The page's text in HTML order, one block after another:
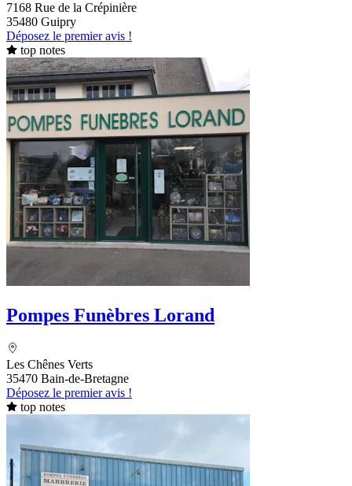
7168 Rue de la Crépinière
35480 Guipry
Déposez le premier avis !
top notes
Pompes Funèbres Lorand
Les Chênes Verts
35470 Bain-de-Bretagne
Déposez le premier avis !
top notes